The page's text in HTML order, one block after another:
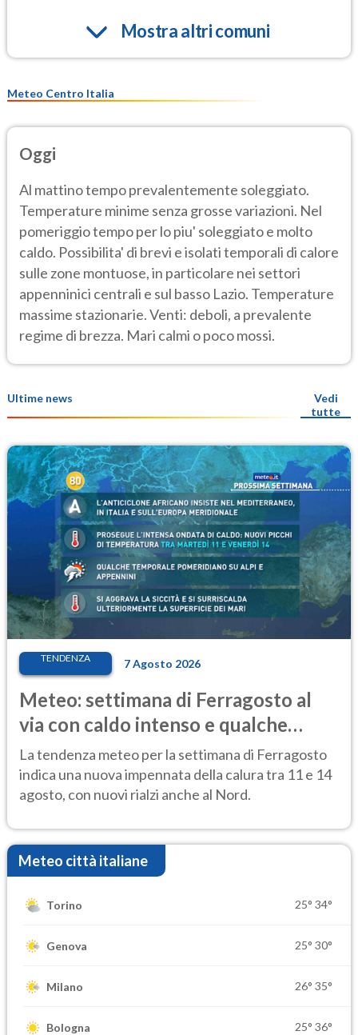
Mostra altri comuni
Meteo Centro Italia
Oggi
Al mattino tempo prevalentemente soleggiato.
Temperature minime senza grosse variazioni. Nel
pomeriggio tempo per lo piu' soleggiato e molto
caldo. Possibilita' di brevi e isolati temporali di calore
sulle zone montuose, in particolare nei settori
appenninici centrali e sul basso Lazio. Temperature
massime stazionarie. Venti: deboli, a prevalente
regime di brezza. Mari calmi o poco mossi.
Ultime news
Vedi
tutte
TENDENZA 7 Agosto 2026
Meteo: settimana di Ferragosto al
via con caldo intenso e qualche
temporale
La tendenza meteo per la settimana di Ferragosto
indica una nuova impennata della calura tra 11 e 14
agosto, con nuovi rialzi anche al Nord.
Meteo città italiane
Torino 25° 34°
Genova 25° 30°
Milano 26° 35°
Bologna 25° 36°